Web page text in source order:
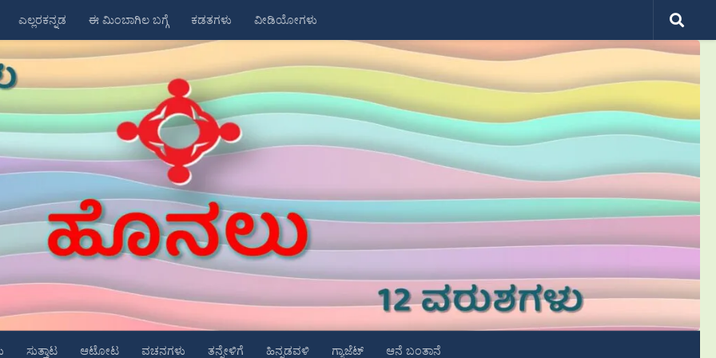
ಎಲ್ಲರಕನ್ನಡ ಈ ಮಿಂಬಾಗಿಲ ಬಗ್ಗೆ ಕಡತಗಳು ವೀಡಿಯೋಗಳು
ಸುತ್ತಾಟ ಆಟೋಟ ವಚನಗಳು ತನ್ನೇಳಿಗೆ ಹಿನ್ನಡವಳಿ ಗ್ಯಾಜೆಟ್ ಆನೆ ಬಂತಾನೆ